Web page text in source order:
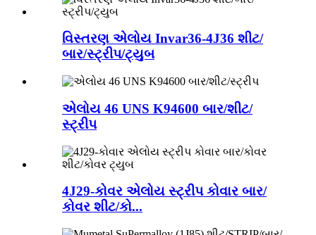
વિસ્તરણ એલોય Invar36-4J36 શીટ/
બાર/સ્ટ્રીપ/ટ્યુબ
એલોય 46 UNS K94600 બાર/શીટ/
સ્ટ્રીપ
4J29-કોવર એલોય સ્ટ્રીપ કોવાર બાર/
કોવર શીટ/કો...